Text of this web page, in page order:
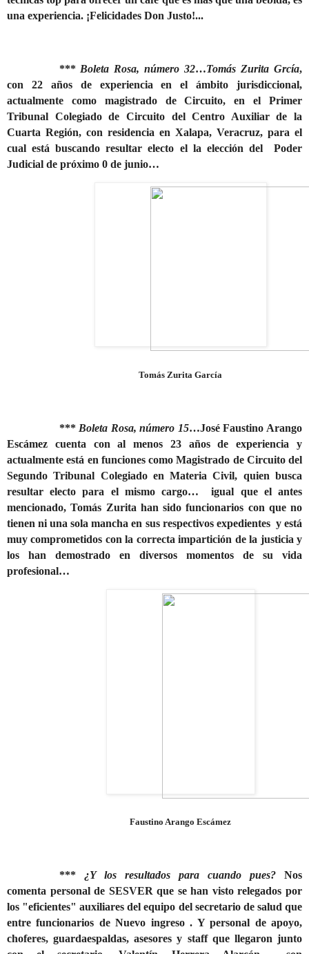
una experiencia. ¡Felicidades Don Justo!...
***Boleta Rosa, número 32…Tomás Zurita Grcía,
con 22 años de experiencia en el ámbito jurisdiccional,
actualmente como magistrado de Circuito, en el Primer
Tribunal Colegiado de Circuito del Centro Auxiliar de la
Cuarta Región, con residencia en Xalapa, Veracruz, para el
cual está buscando resultar electo el la elección del
Poder
Judicial de próximo 0 de junio…
Tomás Zurita García
*** Boleta Rosa, número 15…José Faustino Arango
Escámez cuenta con al menos 23 años de experiencia y
actualmente está en funciones como Magistrado de Circuito del
Segundo Tribunal Colegiado en Materia Civil, quien busca
resultar electo para el mismo cargo…
igual que el antes
mencionado, Tomás Zurita han sido funcionarios con que no
tienen ni una sola mancha en sus respectivos expedientes y está
muy comprometidos con la correcta impartición de la justicia y
los han demostrado en diversos momentos de su vida
profesional…
Faustino Arango Escámez
*** ¿Y los resultados para cuando pues?Nos
comenta personal de SESVER que se han visto relegados por
los "eficientes" auxiliares del equipo del secretario de salud que
entre funcionarios de Nuevo ingreso . Y personal de apoyo,
choferes, guardaespaldas, asesores y staff que llegaron junto